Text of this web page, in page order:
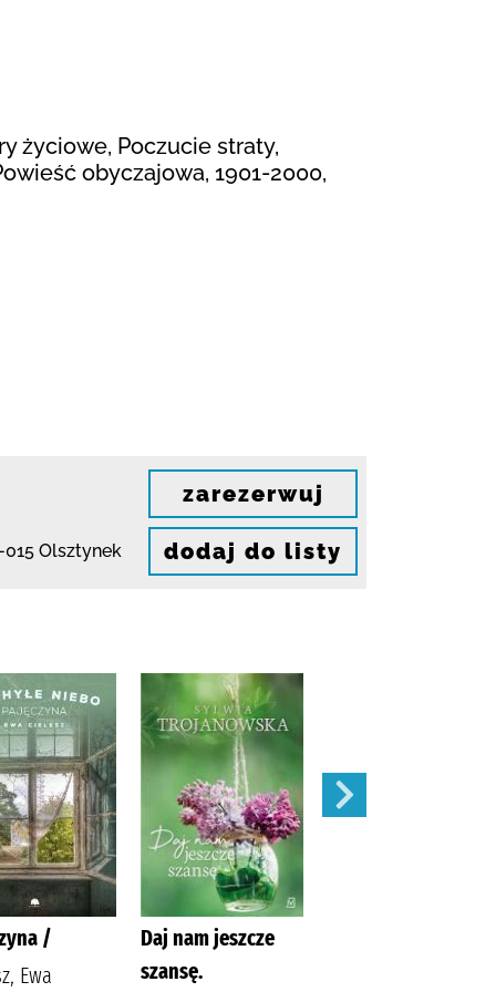
życiowe, Poczucie straty,
obyczajowa, 1901-2000,
015 Olsztynek
zarezerwuj
dodaj do listy
/
Ewa
Daj nam jeszcze
szansę.